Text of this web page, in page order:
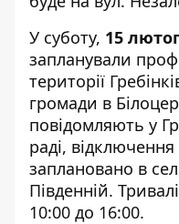
У суботу, 15
запланували
території
громади в
повідомляють у
раді, відключення
заплановано в
Південній.
10:00 до 16:00.